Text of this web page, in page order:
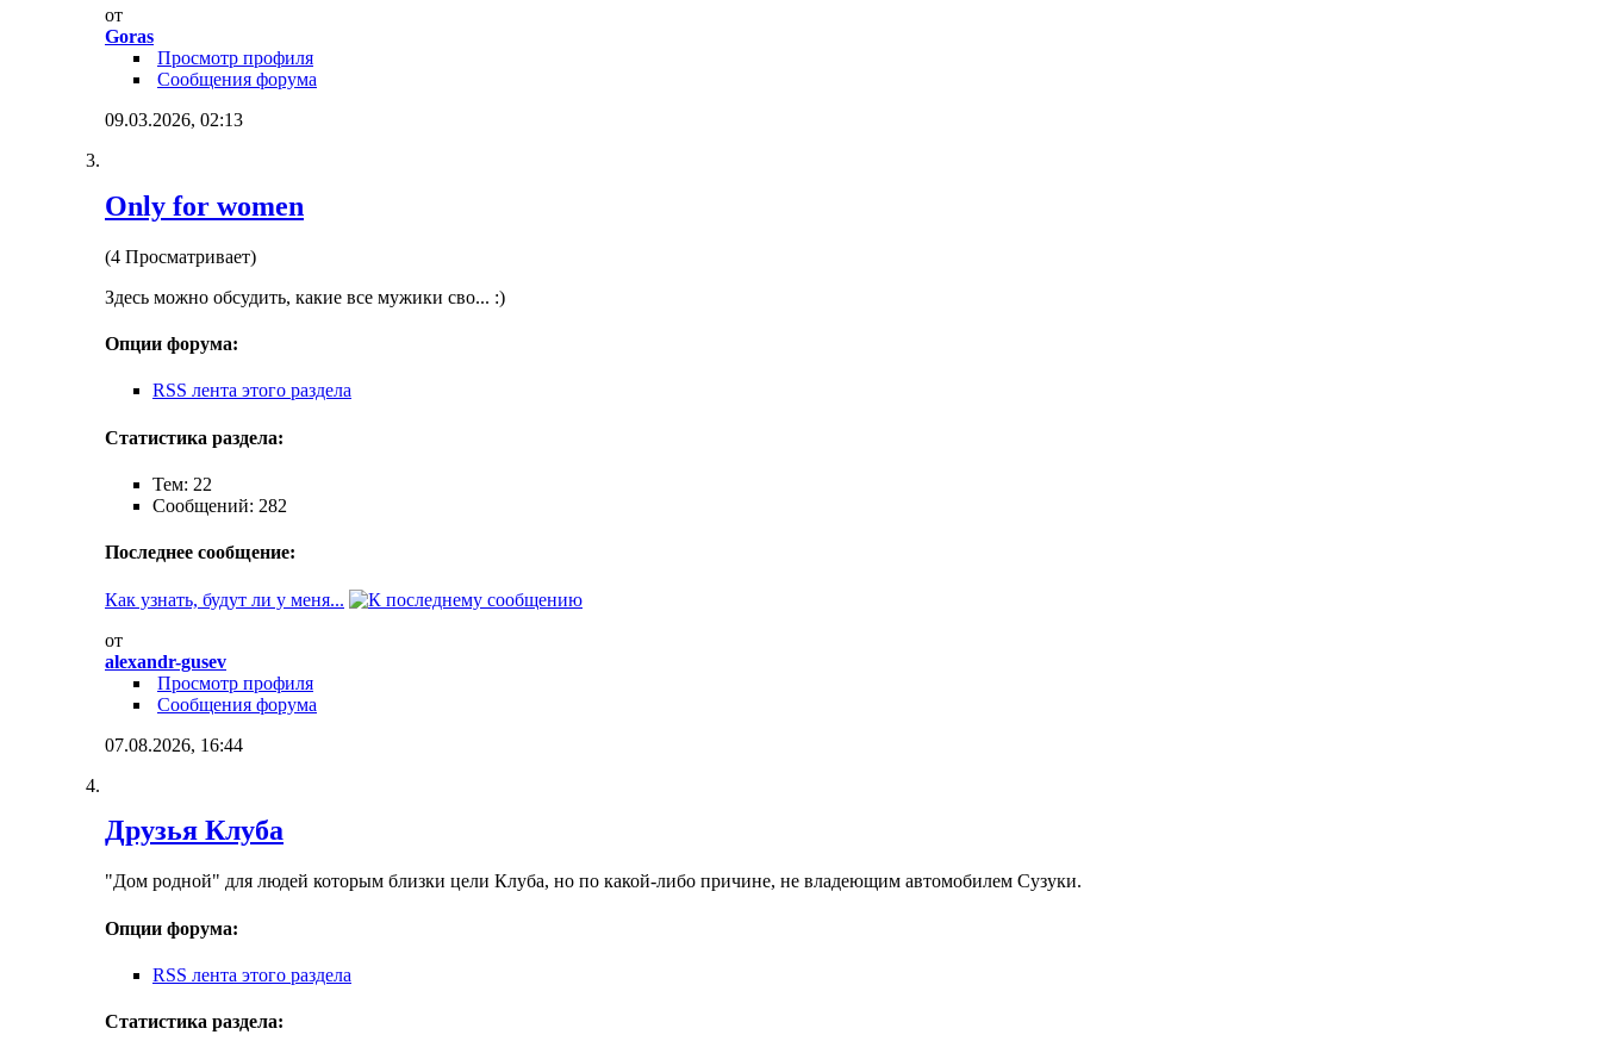
от
Goras
Просмотр профиля
Сообщения форума
09.03.2026, 02:13
Only for women
(4 Просматривает)
Здесь можно обсудить, какие все мужики сво... :)
Опции форума:
RSS лента этого раздела
Статистика раздела:
Тем: 22
Сообщений: 282
Последнее сообщение:
Как узнать, будут ли у меня...
от
alexandr-gusev
Просмотр профиля
Сообщения форума
07.08.2026, 16:44
Друзья Клуба
"Дом родной" для людей которым близки цели Клуба, но по какой-либо причине, не владеющим автомобилем Сузуки.
Опции форума:
RSS лента этого раздела
Статистика раздела: